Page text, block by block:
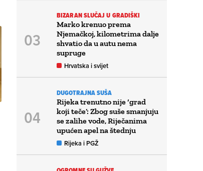
BIZARAN SLUČAJ U GRADIŠKI
Marko krenuo prema
Njemačkoj, kilometrima dalje
shvatio da u autu nema
supruge
Hrvatska i svijet
DUGOTRAJNA SUŠA
Rijeka trenutno nije ‘grad
koji teče’: Zbog suše smanjuju
se zalihe vode, Riječanima
upućen apel na štednju
Rijeka i PGŽ